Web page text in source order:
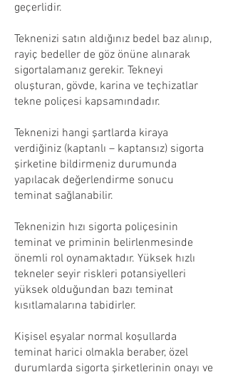
geçerlidir.
Teknenizi satın aldığınız bedel baz alınıp,
rayiç bedeller de göz önüne alınarak
sigortalamanız gerekir. Tekneyi
oluşturan, gövde, karina ve teçhizatlar
tekne poliçesi kapsamındadır.
Teknenizi hangi şartlarda kiraya
verdiğiniz (kaptanlı – kaptansız) sigorta
şirketine bildirmeniz durumunda
yapılacak değerlendirme sonucu
teminat sağlanabilir.
Teknenizin hızı sigorta poliçesinin
teminat ve priminin belirlenmesinde
önemli rol oynamaktadır. Yüksek hızlı
tekneler seyir riskleri potansiyelleri
yüksek olduğundan bazı teminat
kısıtlamalarına tabidirler.
Kişisel eşyalar normal koşullarda
teminat harici olmakla beraber, özel
durumlarda sigorta şirketlerinin onayı ve